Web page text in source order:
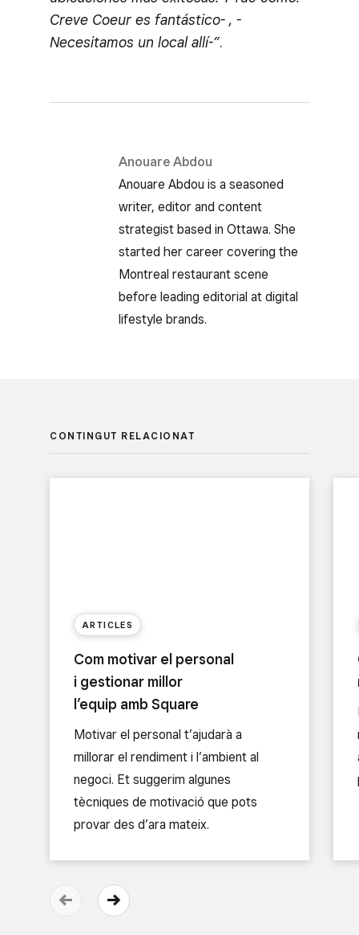
Creve Coeur es fantástico- , -
Necesitamos un local allí-”.
Anouare Abdou
Anouare Abdou is a seasoned
writer, editor and content
strategist based in Ottawa. She
started her career covering the
Montreal restaurant scene
before leading editorial at digital
lifestyle brands.
CONTINGUT RELACIONAT
ARTICLES
Com motivar el personal
i gestionar millor
l’equip amb Square
Motivar el personal t’ajudarà a
millorar el rendiment i l’ambient al
negoci. Et suggerim algunes
tècniques de motivació que pots
provar des d’ara mateix.